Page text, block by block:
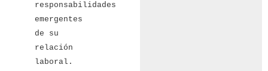
responsabilidades
emergentes
de su
relación
laboral.